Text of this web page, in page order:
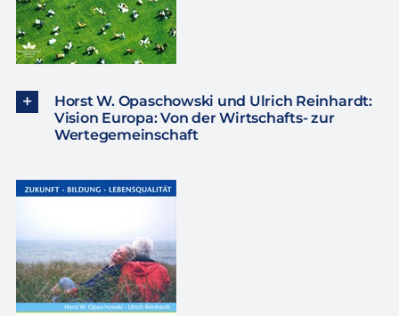
Horst W. Opaschowski und Ulrich Reinhardt:
Vision Europa: Von der Wirtschafts- zur
Wertegemeinschaft